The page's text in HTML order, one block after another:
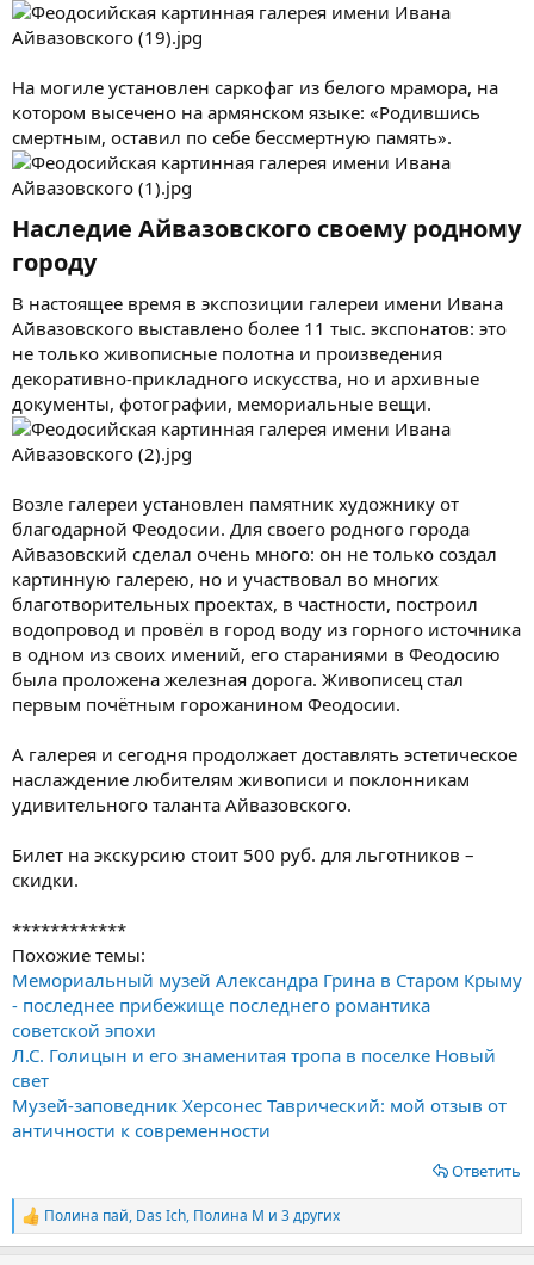
На могиле установлен саркофаг из белого мрамора, на
котором высечено на армянском языке: «Родившись
смертным, оставил по себе бессмертную память».
Наследие Айвазовского своему родному
городу​
В настоящее время в экспозиции галереи имени Ивана
Айвазовского выставлено более 11 тыс. экспонатов: это
не только живописные полотна и произведения
декоративно-прикладного искусства, но и архивные
документы, фотографии, мемориальные вещи.
Возле галереи установлен памятник художнику от
благодарной Феодосии. Для своего родного города
Айвазовский сделал очень много: он не только создал
картинную галерею, но и участвовал во многих
благотворительных проектах, в частности, построил
водопровод и провёл в город воду из горного источника
в одном из своих имений, его стараниями в Феодосию
была проложена железная дорога. Живописец стал
первым почётным горожанином Феодосии.
А галерея и сегодня продолжает доставлять эстетическое
наслаждение любителям живописи и поклонникам
удивительного таланта Айвазовского.
Билет на экскурсию стоит 500 руб. для льготников –
скидки.
************
Похожие темы:
Мемориальный музей Александра Грина в Старом Крыму
- последнее прибежище последнего романтика
советской эпохи
Л.С. Голицын и его знаменитая тропа в поселке Новый
свет
Музей-заповедник Херсонес Таврический: мой отзыв от
античности к современности
Ответить
Р
е
Полина пай, Das Ich, Полина М и 3 других